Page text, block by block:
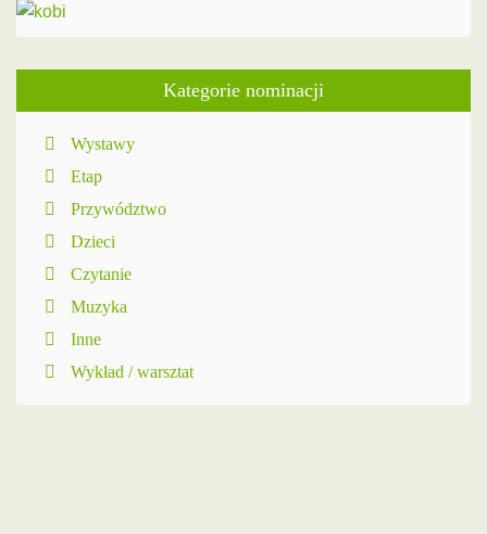
Kategorie nominacji
Wystawy
Etap
Przywództwo
Dzieci
Czytanie
Muzyka
Inne
Wykład / warsztat